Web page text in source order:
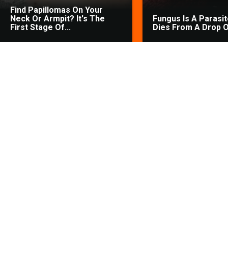
Find Papillomas On Your
Neck Or Armpit? It's The
First Stage Of...
Fungus Is A
Dies From A Drop